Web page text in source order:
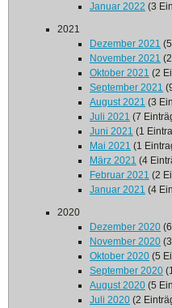
Januar 2022 (3
2021
Dezember 2021
November 2021
Oktober 2021 (2
September 2021
August 2021 (3
Juli 2021 (7
Juni 2021 (1
Mai 2021 (1
März 2021 (4
Februar 2021 (2
Januar 2021 (4
2020
Dezember 2020
November 2020
Oktober 2020 (5
September 2020
August 2020 (5
Juli 2020 (2